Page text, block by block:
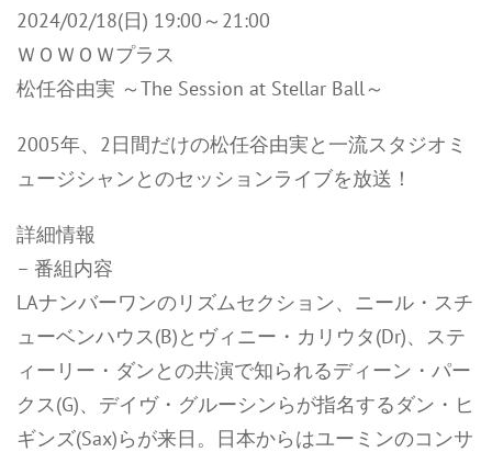
2024/02/18(日) 19:00～21:00
ＷＯＷＯＷプラス
松任谷由実 ～The Session at Stellar Ball～
2005年、2日間だけの松任谷由実と一流スタジオミ
ュージシャンとのセッションライブを放送！
詳細情報
– 番組内容
LAナンバーワンのリズムセクション、ニール・スチ
ューベンハウス(B)とヴィニー・カリウタ(Dr)、ステ
ィーリー・ダンとの共演で知られるディーン・パー
クス(G)、デイヴ・グルーシンらが指名するダン・ヒ
ギンズ(Sax)らが来日。日本からはユーミンのコンサ